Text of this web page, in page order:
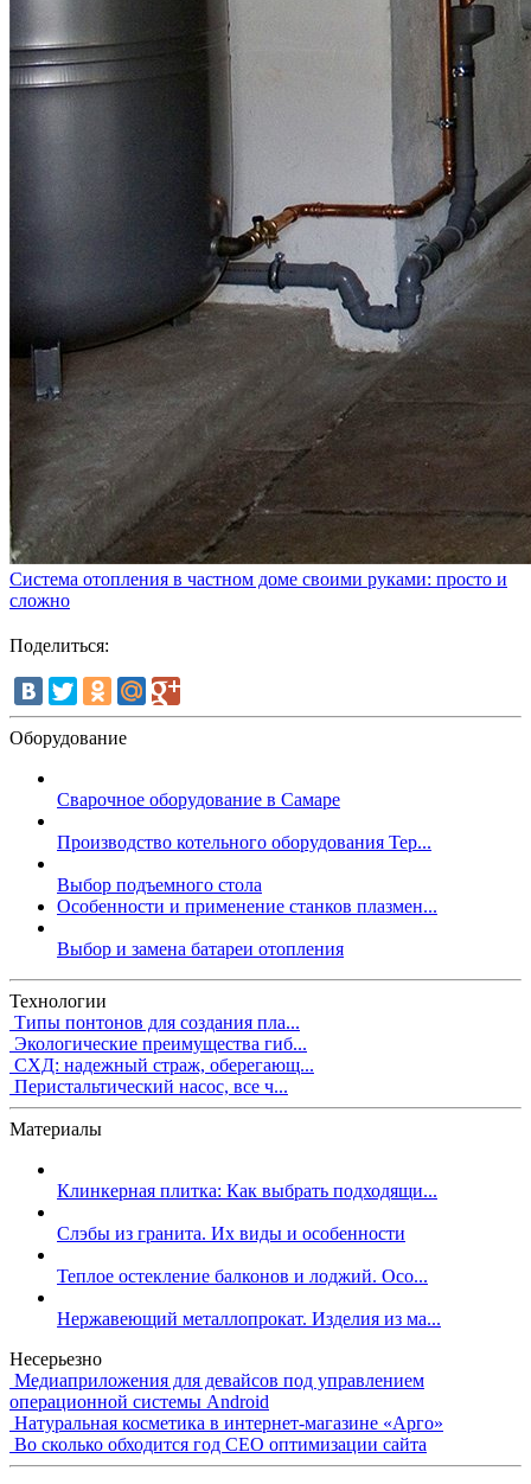
Система отопления в частном доме своими руками: просто и
сложно
Поделиться:
Оборудование
Сварочное оборудование в Самаре
Производство котельного оборудования Тер...
Выбор подъемного стола
Особенности и применение станков плазмен...
Выбор и замена батареи отопления
Технологии
Типы понтонов для создания пла...
Экологические преимущества гиб...
СХД: надежный страж, оберегающ...
Перистальтический насос, все ч...
Материалы
Клинкерная плитка: Как выбрать подходящи...
Слэбы из гранита. Их виды и особенности
Теплое остекление балконов и лоджий. Осо...
Нержавеющий металлопрокат. Изделия из ма...
Несерьезно
Медиаприложения для девайсов под управлением
операционной системы Android
Натуральная косметика в интернет-магазине «Арго»
Во сколько обходится год СЕО оптимизации сайта